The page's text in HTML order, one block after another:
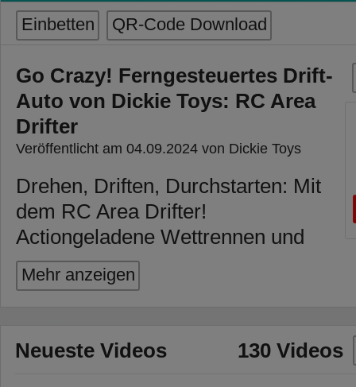
Einbetten QR-Code Download
Go Crazy! Ferngesteuertes Drift-
Auto von Dickie Toys: RC Area
Drifter
Veröffentlicht am 04.09.2024 von Dickie Toys
Drehen, Driften, Durchstarten: Mit
dem RC Area Drifter!
Actiongeladene Wettrennen und
rasante Manöver: Dafür wurde der
ferngesteuerte Rennwagen
Form mit den futuristischen
Reifen lassen die 360°-Spins und
Mehr anzeigen
Neueste Videos 130 Videos